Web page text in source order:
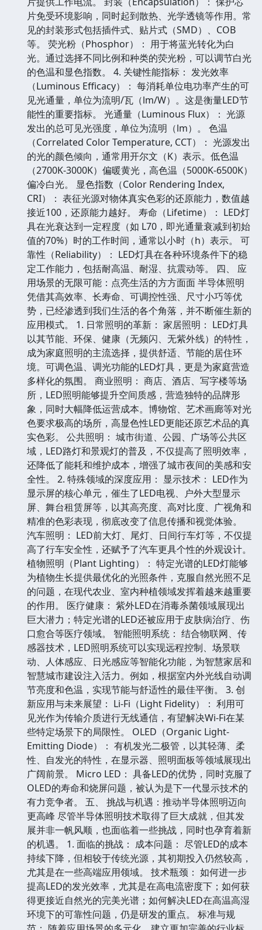
片免受环境影响，同时起到散热、光学透镜等作用。常
见的封装形式包括插件式、贴片式（SMD）、COB
等。 荧光粉（Phosphor）： 用于将蓝光转化为白
光。通过选择不同比例和种类的荧光粉，可以调节白光
的色温和显色指数。 4. 关键性能指标： 发光效率
（Luminous Efficacy）： 每消耗单位电功率产生的可
见光通量，单位为流明/瓦（lm/W）。这是衡量LED节
能性的重要指标。 光通量（Luminous Flux）： 光源
发出的总可见光强度，单位为流明（lm）。 色温
（Correlated Color Temperature, CCT）： 光源发出
的光的颜色倾向，通常用开尔文（K）表示。低色温
（2700K-3000K）偏暖黄光，高色温（5000K-6500K）
偏冷白光。 显色指数（Color Rendering Index,
CRI）： 表征光源对物体真实色彩的还原能力，数值越
接近100，还原能力越好。 寿命（Lifetime）： LED灯
具在光衰达到一定程度（如 L70，即光通量衰减到初始
值的70%）时的工作时间，通常以小时（h）表示。 可
靠性（Reliability）： LED灯具在各种环境条件下的稳
定工作能力，包括耐高温、耐湿、抗震动等。 四、 应
用场景的无限可能：点亮生活的方方面面 半导体照明
凭借其高效率、长寿命、可调控性强、尺寸小巧等优
势，已经渗透到我们生活的各个角落，并不断催生新的
应用模式。 1. 日常照明的革新： 家居照明： LED灯具
以其节能、环保、健康（无频闪、无紫外线）的特性，
成为家庭照明的主流选择，提供舒适、节能的居住环
境。可调色温、调光功能的LED灯具，更是为家庭营造
多样化的氛围。 商业照明： 商店、酒店、写字楼等场
所，LED照明能够提升空间质感，营造独特的品牌形
象，同时大幅降低运营成本。博物馆、艺术画廊等对光
色要求极高的场所，高显色性LED更能还原艺术品的真
实色彩。 公共照明： 城市街道、公园、广场等公共区
域，LED路灯和景观灯的普及，不仅提高了照明效率，
还降低了能耗和维护成本，增强了城市夜间的美感和安
全性。 2. 特殊领域的深度应用： 显示技术： LED作为
显示屏的核心单元，催生了LED电视、户外大型显示
屏、舞台租赁屏等，以其高亮度、高对比度、广视角和
精准的色彩表现，彻底改变了信息传播和视觉体验。
汽车照明： LED前大灯、尾灯、日间行车灯等，不仅提
高了行车安全性，还赋予了汽车更具个性的外观设计。
植物照明（Plant Lighting）： 特定光谱的LED灯能够
为植物生长提供最优化的光照条件，克服自然光照不足
的问题，在现代农业、室内种植领域发挥着越来越重要
的作用。 医疗健康： 紫外LED在消毒杀菌领域展现出
巨大潜力；特定光谱的LED还被应用于皮肤病治疗、伤
口愈合等医疗领域。 智能照明系统： 结合物联网、传
感器技术，LED照明系统可以实现远程控制、场景联
动、人体感应、日光感应等智能化功能，为智慧家居和
智慧城市建设注入活力。例如，根据室内外光线自动调
节亮度和色温，实现节能与舒适性的最佳平衡。 3. 创
新应用与未来展望： Li-Fi（Light Fidelity）： 利用可
见光作为传输介质进行无线通信，有望解决Wi-Fi在某
些特定场景下的局限性。 OLED（Organic Light-
Emitting Diode）： 有机发光二极管，以其轻薄、柔
性、自发光的特性，在显示器、照明面板等领域展现出
广阔前景。 Micro LED： 具备LED的优势，同时克服了
OLED的寿命和烧屏问题，被认为是下一代显示技术的
有力竞争者。 五、 挑战与机遇：推动半导体照明迈向
更高峰 尽管半导体照明技术取得了巨大成就，但其发
展并非一帆风顺，也面临着一些挑战，同时也孕育着新
的机遇。 1. 面临的挑战： 成本问题： 尽管LED的成本
持续下降，但相较于传统光源，其初期投入仍然较高，
尤其是在一些高端应用领域。 技术瓶颈： 如何进一步
提高LED的发光效率，尤其是在高电流密度下；如何获
得更接近自然光的完美光谱；如何解决LED在高温高湿
环境下的可靠性问题，仍是研发的重点。 标准与规